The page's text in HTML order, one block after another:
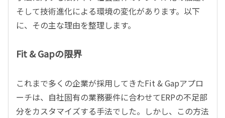
そして技術進化による環境の変化があります。以下
に、その主な理由を整理します。
Fit & Gapの限界
これまで多くの企業が採用してきたFit & Gapアプロ
ーチは、自社固有の業務要件に合わせてERPの不足部
分をカスタマイズする手法でした。しかし、この方法